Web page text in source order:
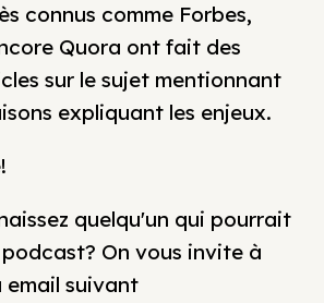
connus comme Forbes,
Quora ont fait des
sur le sujet mentionnant
expliquant les enjeux.
quelqu'un qui pourrait
On vous invite à
email suivant